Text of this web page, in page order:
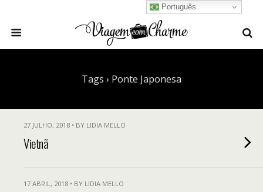
Tags › Ponte Japonesa
27 JULHO, 2018 • BY LIDIA MELLO
Vietnã
17 ABRIL, 2018 • BY LIDIA MELLO
Português